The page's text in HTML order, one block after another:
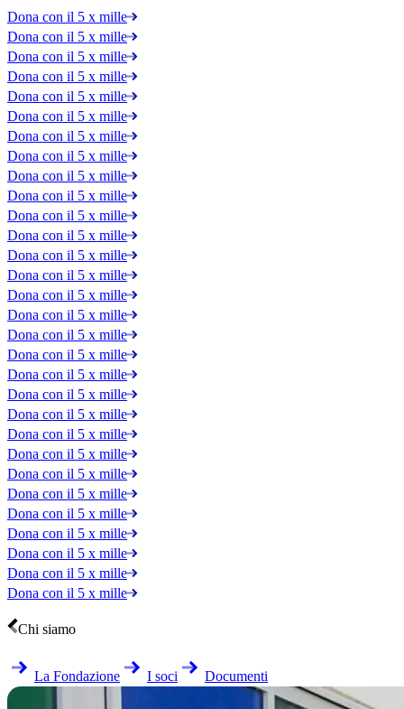
Dona con il 5 x mille
Dona con il 5 x mille
Dona con il 5 x mille
Dona con il 5 x mille
Dona con il 5 x mille
Dona con il 5 x mille
Dona con il 5 x mille
Dona con il 5 x mille
Dona con il 5 x mille
Dona con il 5 x mille
Dona con il 5 x mille
Dona con il 5 x mille
Dona con il 5 x mille
Dona con il 5 x mille
Dona con il 5 x mille
Dona con il 5 x mille
Dona con il 5 x mille
Dona con il 5 x mille
Dona con il 5 x mille
Dona con il 5 x mille
Dona con il 5 x mille
Dona con il 5 x mille
Dona con il 5 x mille
Dona con il 5 x mille
Dona con il 5 x mille
Dona con il 5 x mille
Dona con il 5 x mille
Dona con il 5 x mille
Dona con il 5 x mille
Dona con il 5 x mille
Chi siamo
La Fondazione I soci Documenti